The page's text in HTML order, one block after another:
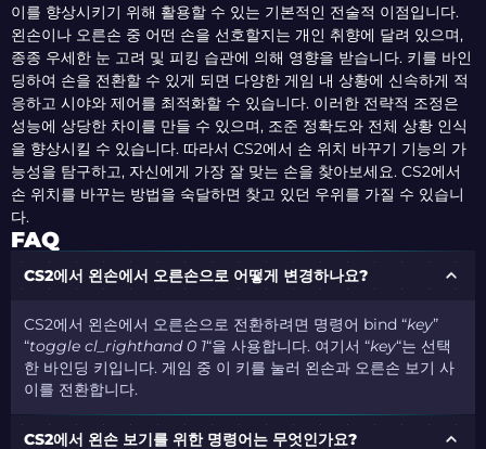
이를 향상시키기 위해 활용할 수 있는 기본적인 전술적 이점입니다.
왼손이나 오른손 중 어떤 손을 선호할지는 개인 취향에 달려 있으며,
종종 우세한 눈 고려 및 피킹 습관에 의해 영향을 받습니다. 키를 바인
딩하여 손을 전환할 수 있게 되면 다양한 게임 내 상황에 신속하게 적
응하고 시야와 제어를 최적화할 수 있습니다. 이러한 전략적 조정은
성능에 상당한 차이를 만들 수 있으며, 조준 정확도와 전체 상황 인식
을 향상시킬 수 있습니다. 따라서 CS2에서 손 위치 바꾸기 기능의 가
능성을 탐구하고, 자신에게 가장 잘 맞는 손을 찾아보세요. CS2에서
손 위치를 바꾸는 방법을 숙달하면 찾고 있던 우위를 가질 수 있습니
다.
FAQ
CS2에서 왼손에서 오른손으로 어떻게 변경하나요?
CS2에서 왼손에서 오른손으로 전환하려면 명령어 bind “key”
“toggle cl_righthand 0 1“을 사용합니다. 여기서 “key“는 선택
한 바인딩 키입니다. 게임 중 이 키를 눌러 왼손과 오른손 보기 사
이를 전환합니다.
CS2에서 왼손 보기를 위한 명령어는 무엇인가요?